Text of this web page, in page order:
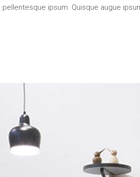
ipsum. Quisque augue